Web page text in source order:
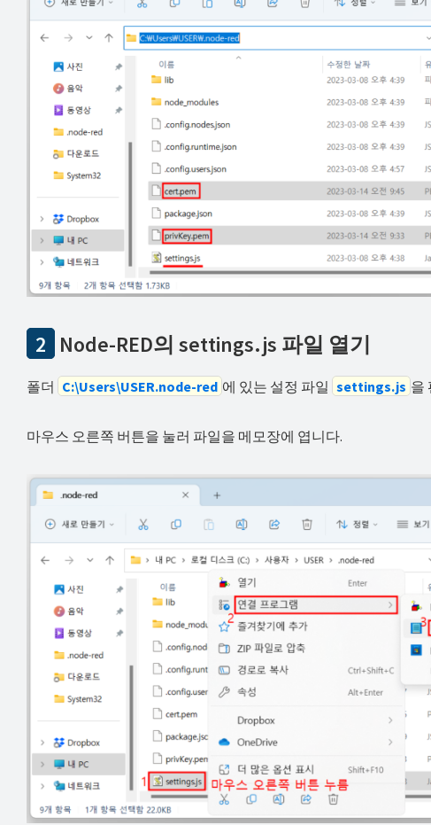
2 Node-RED의 settings.js 파일 열기
폴더 C:\Users\USER.node-red 에 있는 설정 파일 settings.js 을
마우스 오른쪽 버튼을 눌러 파일을 메모장에 엽니다.